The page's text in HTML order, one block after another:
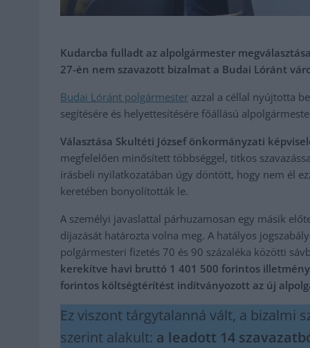
Kudarcba fulladt az alpolgármester
27-én nem szavazott bizalmat a Budai Lóránt
Budai Lóránt polgármester azzal a céllal nyújtotta
segítésére és helyettesítésére főállású
Választása Skultéti József önkormányzati
megfelelően minősített többséggel, titkos
írásbeli nyilatkozatában úgy döntött, hogy nem él
keretében bonyolították le.
A személyi javaslattal párhuzamosan egy másik
díjazását határozta volna meg. A hatályos
polgármesteri fizetés 70 és 90 százaléka közötti
kerekítve havi bruttó 1 401 500 forintos
forintos költségtérítést indítványozott az új
Ez viszont tárgytalanná vált, a bizalmi
szerint alakult: a leadott 14